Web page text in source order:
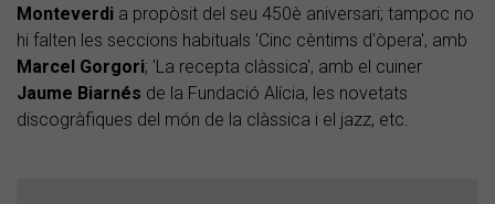
Monteverdi a propòsit del seu 450è aniversari; tampoc no
hi falten les seccions habituals 'Cinc cèntims d'òpera', amb
Marcel Gorgori; 'La recepta clàssica', amb el cuiner
Jaume Biarnés de la Fundació Alícia, les novetats
discogràfiques del món de la clàssica i el jazz, etc.